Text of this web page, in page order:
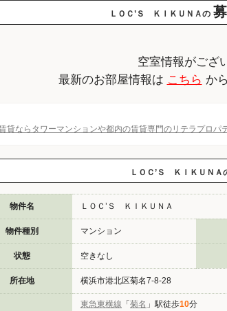
ＬＯＣ’Ｓ ＫＩＫＵＮＡの
空室情報がござ
最新のお部屋情報は こちら か
貸ならタワーマンションや都内の賃貸専門のリテラプロパ
ＬＯＣ’Ｓ ＫＩＫＵＮＡ
物件名 ＬＯＣ’Ｓ ＫＩＫＵＮＡ
物件種別 マンション
状態 空きなし
所在地 横浜市港北区菊名7-8-28
東急東横線 「菊名 」駅徒歩10分